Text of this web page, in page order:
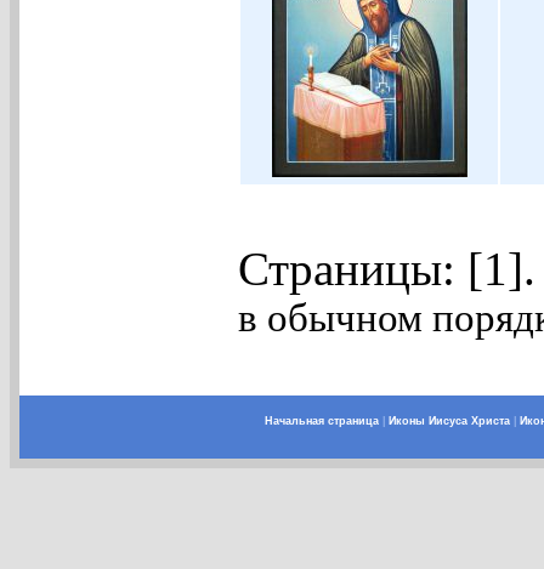
Страницы:
в обычном
Начальная страница| Иконы Иисуса Христа|